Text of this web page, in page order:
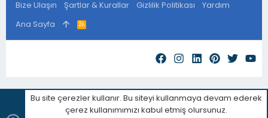
Bize Ulaşın
Şartlar & Kurallar Gizlilik Politikası
Yardım
Ana Sayfa
R
S
S
Bu site çerezler kullanır. Bu siteyi kullanmaya devam ederek
çerez kullanımımızı kabul etmiş olursunuz.